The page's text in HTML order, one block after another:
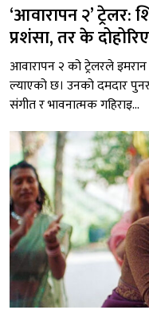
‘आवारापन २’
प्रशंसा, तर के
आवारापन २ को ट्रेलरले इमरान
ल्याएको छ। उनको दमदार
संगीत र भावनात्मक गहिराइ...